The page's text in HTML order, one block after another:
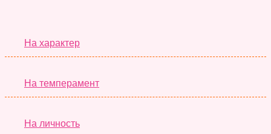
На характер
На темперамент
На личность